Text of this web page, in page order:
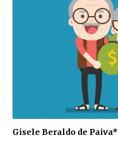
Gisele Beraldo de Paiva*